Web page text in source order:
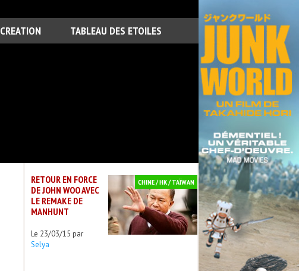
CREATION TABLEAU DES ETOILES
RETOUR EN FORCE
DE JOHN WOO AVEC
LE REMAKE DE
MANHUNT
Le 23/03/15 par
Selya
CHINE / HK / TAÏWAN